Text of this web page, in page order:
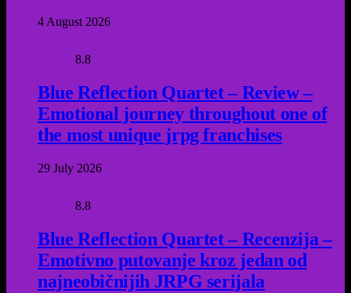
4 August 2026
8.8
Blue Reflection Quartet – Review –
Emotional journey throughout one of
the most unique jrpg franchises
29 July 2026
8.8
Blue Reflection Quartet – Recenzija –
Emotivno putovanje kroz jedan od
najneobičnijih JRPG serijala